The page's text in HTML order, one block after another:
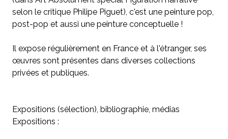
selon le critique Philipe Piguet), c'est une peinture pop,
post-pop et aussi une peinture conceptuelle !
Il expose régulièrement en France et à l'étranger, ses
œuvres sont présentes dans diverses collections
privées et publiques.
Expositions (sélection), bibliographie, médias
Expositions :